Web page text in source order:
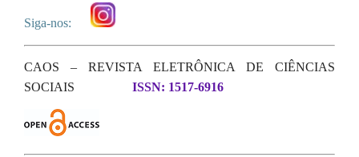
Siga-nos:
CAOS – REVISTA ELETRÔNICA DE CIÊNCIAS
SOCIAIS
ISSN: 1517-6916